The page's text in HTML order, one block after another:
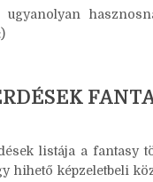
ugyanolyan
listája a fantasy
hihető képzeletbeli